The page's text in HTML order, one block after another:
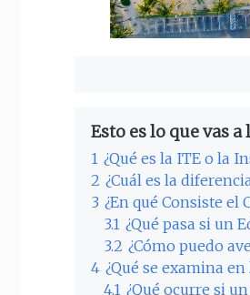
Esto es lo que vas a
1 ¿Qué es la ITE o la
2 ¿Cuál es la
3 ¿En qué Consiste el
3.1 ¿Qué pasa si un
3.2 ¿Cómo puedo
4 ¿Qué se examina en
4.1 ¿Qué ocurre si